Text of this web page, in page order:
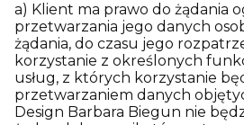
a) Klient ma prawo do żądania
przetwarzania jego danych
żądania, do czasu jego
korzystanie z określonych
usług, z których korzystanie
przetwarzaniem danych
Design Barbara Biegun nie